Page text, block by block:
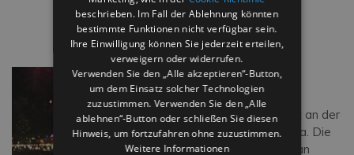
Vergangenheit […]
Weiterlesen…
DIE ROSA NACHT
DIE ROSA NACHT ist ein
gigantisches Sommerfest an der
Küste der Emilia-Romagna. Die
ganze Adriaküste nimmt an
beschrieben. Im Fall der Ablehnung könnten
bestimmte Funktionen nicht verfügbar sein.
Ihre Einwilligung können Sie jederzeit erteilen,
verweigern oder widerrufen.
Verwenden Sie den „Alle akzeptieren“-Button,
um dem Einsatz solcher Technologien
zuzustimmen. Verwenden Sie den „Alle
ablehnen“-Button oder schließen Sie diesen
Hinweis, um fortzufahren ohne zuzustimmen.
Weitere Informationen